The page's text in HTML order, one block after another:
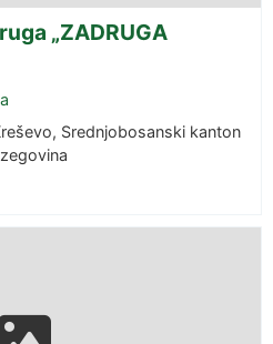
„ZADRUGA
Srednjobosanski kanton